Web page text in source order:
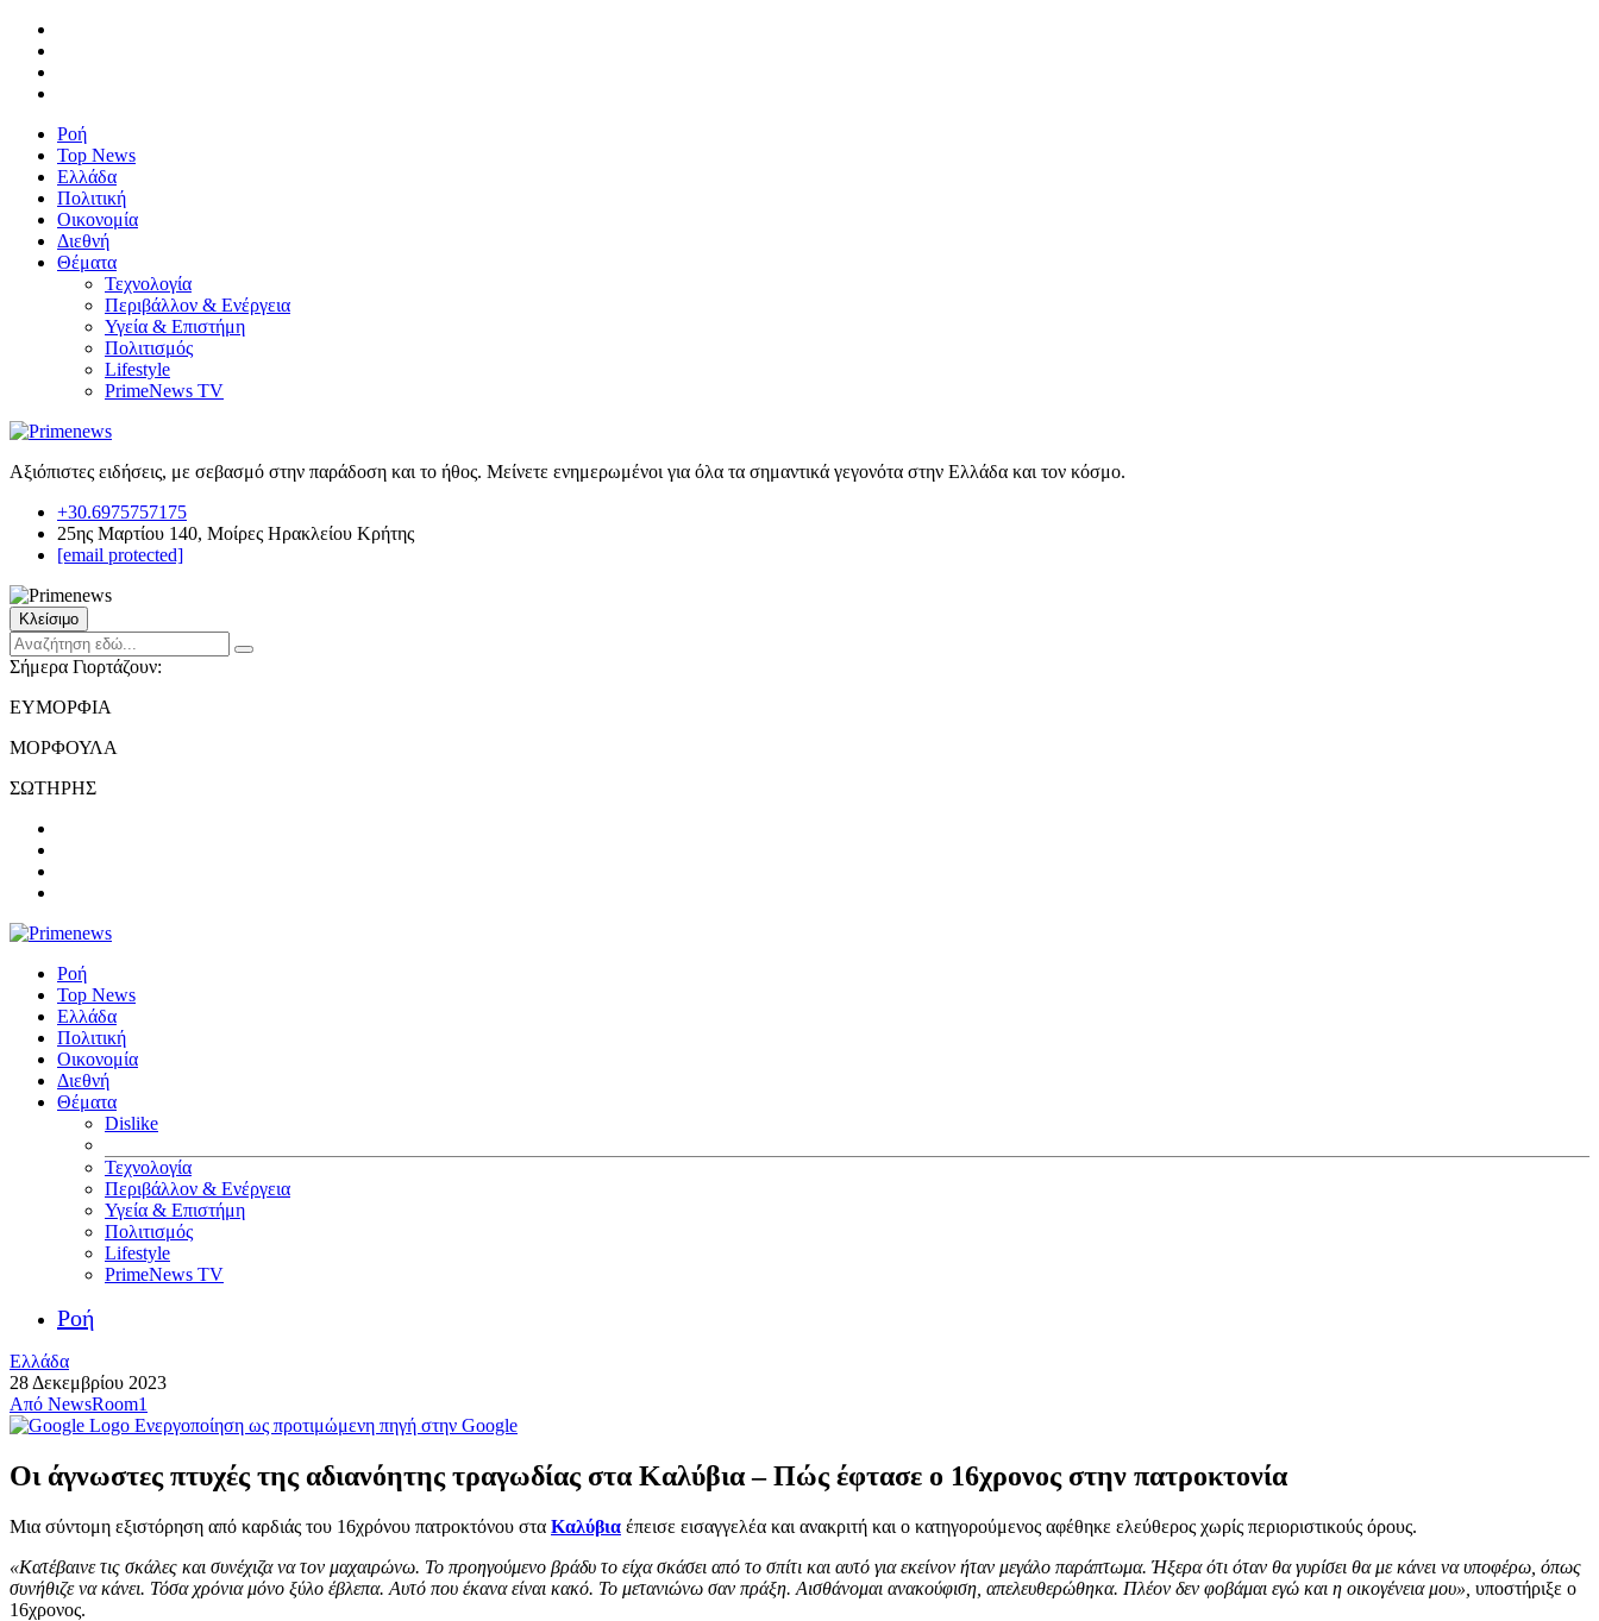
Ροή
Top News
Ελλάδα
Πολιτική
Οικονομία
Διεθνή
Θέματα
Τεχνολογία
Περιβάλλον & Ενέργεια
Υγεία & Επιστήμη
Πολιτισμός
Lifestyle
PrimeNews TV
Αξιόπιστες ειδήσεις, με σεβασμό στην παράδοση και το ήθος. Μείνετε ενημερωμένοι για όλα τα σημαντικά γεγονότα στην Ελλάδα και τον κόσμο.
+30.6975757175
25ης Μαρτίου 140, Μοίρες Ηρακλείου Κρήτης
[email protected]
Κλείσιμο
Σήμερα Γιορτάζουν:
ΕΥΜΟΡΦΙΑ
ΜΟΡΦΟΥΛΑ
ΣΩΤΗΡΗΣ
Ροή
Top News
Ελλάδα
Πολιτική
Οικονομία
Διεθνή
Θέματα
Dislike
Τεχνολογία
Περιβάλλον & Ενέργεια
Υγεία & Επιστήμη
Πολιτισμός
Lifestyle
PrimeNews TV
Ροή
Ελλάδα
28 Δεκεμβρίου 2023
Από NewsRoom1
Ενεργοποίηση ως προτιμώμενη πηγή στην Google
Οι άγνωστες πτυχές της αδιανόητης τραγωδίας στα Καλύβια – Πώς έφτασε ο 16χρονος στην πατροκτονία
Μια σύντομη εξιστόρηση από καρδιάς του 16χρόνου πατροκτόνου στα Καλύβια έπεισε εισαγγελέα και ανακριτή και ο κατηγορούμενος αφέθηκε ελεύθερος χωρίς περιοριστικούς όρους.
«Κατέβαινε τις σκάλες και συνέχιζα να τον μαχαιρώνω. Το προηγούμενο βράδυ το είχα σκάσει από το σπίτι και αυτό για εκείνον ήταν μεγάλο παράπτωμα. Ήξερα ότι όταν θα γυρίσει θα με κάνει να υποφέρω, όπως
συνήθιζε να κάνει. Τόσα χρόνια μόνο ξύλο έβλεπα. Αυτό που έκανα είναι κακό. Το μετανιώνω σαν πράξη. Αισθάνομαι ανακούφιση, απελευθερώθηκα. Πλέον δεν φοβάμαι εγώ και η οικογένεια μου», υποστήριξε ο
16χρονος.